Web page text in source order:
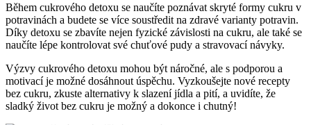
Během cukrového detoxu se naučíte poznávat skryté formy cukru v
potravinách a budete se více soustředit na zdravé varianty potravin.
Díky detoxu se zbavíte nejen fyzické závislosti na cukru, ale také se
naučíte lépe kontrolovat své chuťové pudy a stravovací návyky.
Výzvy cukrového detoxu mohou být náročné, ale s podporou a
motivací je možné dosáhnout úspěchu. Vyzkoušejte nové recepty
bez cukru, zkuste alternativy k slazení jídla a pití, a uvidíte, že
sladký život bez cukru je možný a dokonce i chutný!